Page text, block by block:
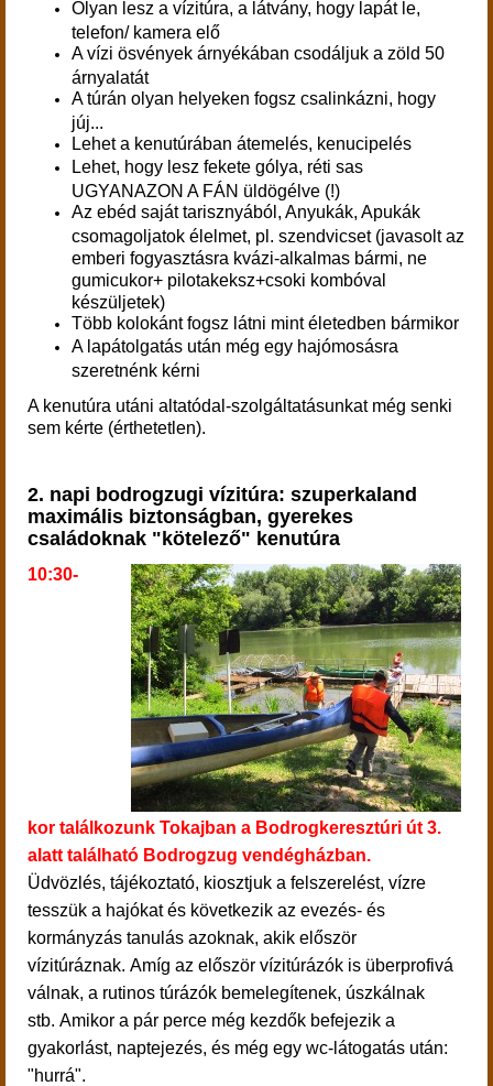
Olyan lesz a vízitúra, a látvány, hogy lapát le,
telefon/ kamera elő
A vízi ösvények árnyékában csodáljuk a zöld 50
árnyalatát
A túrán olyan helyeken fogsz csalinkázni, hogy
júj...
Lehet a kenutúrában átemelés, kenucipelés
Lehet, hogy lesz fekete gólya, réti sas
UGYANAZON A FÁN üldögélve (!)
Az ebéd saját tarisznyából, Anyukák, Apukák
csomagoljatok élelmet, pl. szendvicset (javasolt az
emberi fogyasztásra kvázi-alkalmas bármi, ne
gumicukor+ pilotakeksz+csoki kombóval
készüljetek)
Több kolokánt fogsz látni mint életedben bármikor
A lapátolgatás után még egy hajómosásra
szeretnénk kérni
A kenutúra utáni altatódal-szolgáltatásunkat még senki
sem kérte (érthetetlen).
2. napi bodrogzugi vízitúra: szuperkaland
maximális biztonságban, gyerekes
családoknak "kötelező" kenutúra
10:30-
kor találkozunk Tokajban a Bodrogkeresztúri út 3.
alatt található Bodrogzug vendégházban.
Üdvözlés, tájékoztató, kiosztjuk a felszerelést, vízre
tesszük a hajókat és következik az evezés- és
kormányzás tanulás azoknak, akik először
vízitúráznak. Amíg az először vízitúrázók is überprofivá
válnak, a rutinos túrázók bemelegítenek, úszkálnak
stb. Amikor a pár perce még kezdők befejezik a
gyakorlást, naptejezés, és még egy wc-látogatás után:
"hurrá".